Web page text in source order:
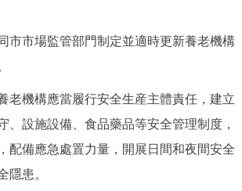
市場監管部門制定並適時更新養老機構
構應當履行安全生産主體責任，建立
、設施設備、食品藥品等安全管理制度，
配備應急處置力量，開展日間和夜間安全
隱患。